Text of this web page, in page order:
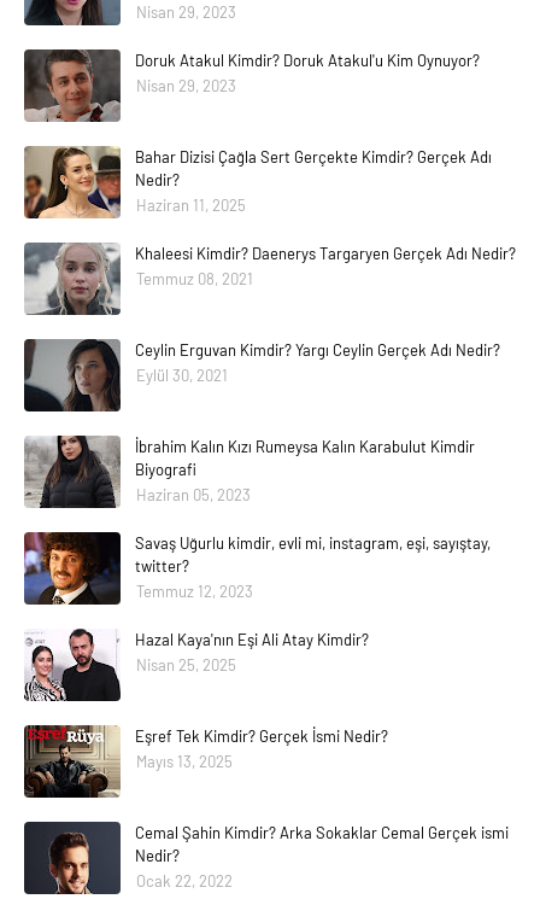
Nisan 29, 2023
Doruk Atakul Kimdir? Doruk Atakul'u Kim Oynuyor?
Nisan 29, 2023
Bahar Dizisi Çağla Sert Gerçekte Kimdir? Gerçek Adı
Nedir?
Haziran 11, 2025
Khaleesi Kimdir? Daenerys Targaryen Gerçek Adı Nedir?
Temmuz 08, 2021
Ceylin Erguvan Kimdir? Yargı Ceylin Gerçek Adı Nedir?
Eylül 30, 2021
İbrahim Kalın Kızı Rumeysa Kalın Karabulut Kimdir
Biyografi
Haziran 05, 2023
Savaş Uğurlu kimdir, evli mi, instagram, eşi, sayıştay,
twitter?
Temmuz 12, 2023
Hazal Kaya'nın Eşi Ali Atay Kimdir?
Nisan 25, 2025
Eşref Tek Kimdir? Gerçek İsmi Nedir?
Mayıs 13, 2025
Cemal Şahin Kimdir? Arka Sokaklar Cemal Gerçek ismi
Nedir?
Ocak 22, 2022